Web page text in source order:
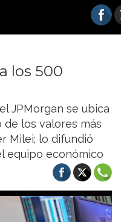
los 500
JPMorgan se ubica
los valores más
Milei; lo difundió
equipo económico